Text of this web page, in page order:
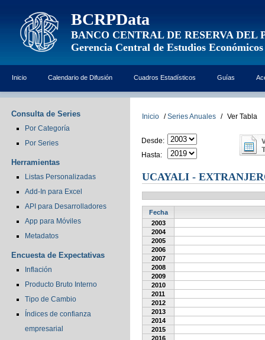
BCRPData
BANCO CENTRAL DE RESERVA DEL
Gerencia Central de Estudios Económicos
Inicio Calendario de Difusión Cuadros Estadísticos Guías
Consulta de Series
Por Categoría
Por Series
Herramientas
Listas Personalizadas
Add-In para Excel
API para Desarrolladores
App para Móviles
Metadatos
Encuesta de Expectativas
Inflación
Producto Bruto Interno
Tipo de Cambio
Índices de confianza
empresarial
Inicio / Series Anuales / Ver Tabla
Desde:
Hasta:
UCAYALI -
Fecha
2003
2004
2005
2006
2007
2008
2009
2010
2011
2012
2013
2014
2015
2016